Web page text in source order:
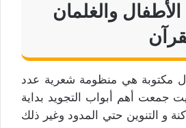
والغلمان
مكتوبة هي منظومة شعرية عدد
جمعت أهم أبواب التجويد بداية
و التنوين حتي المدود وغير ذلك